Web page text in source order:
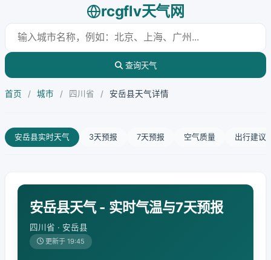
rcgflv天气网
查询天气
首页 / 城市 / 四川省 / 安岳县天气详情
安岳县实时天气 3天预报 7天预报 空气质量 出行建议
安岳县天气 - 实时气温与7天预报
四川省 · 安岳县
更新于 19:45